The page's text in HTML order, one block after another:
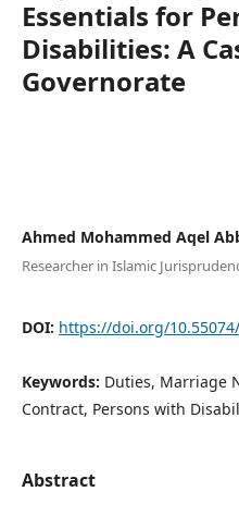
Essentials for
Disabilities: A
Governorate
Ahmed Mohammed Aqel
Researcher in Islamic
DOI: https://doi.org/
Keywords: Duties, Marriage
Contract, Persons with
Abstract